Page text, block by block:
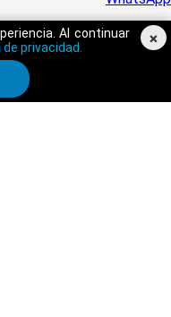
Al continuar
privacidad.
×